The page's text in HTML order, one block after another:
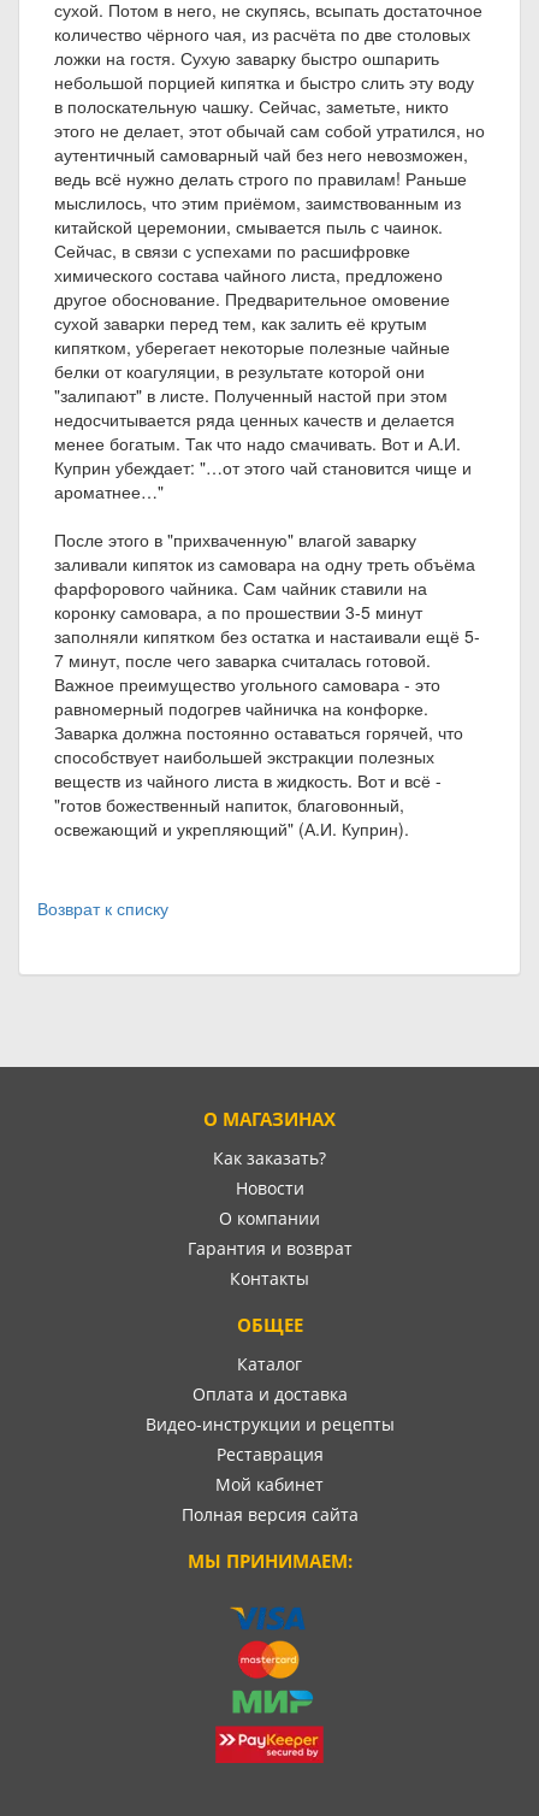
сухой. Потом в него, не скупясь, всыпать достаточное
количество чёрного чая, из расчёта по две столовых
ложки на гостя. Сухую заварку быстро ошпарить
небольшой порцией кипятка и быстро слить эту воду
в полоскательную чашку. Сейчас, заметьте, никто
этого не делает, этот обычай сам собой утратился, но
аутентичный самоварный чай без него невозможен,
ведь всё нужно делать строго по правилам! Раньше
мыслилось, что этим приёмом, заимствованным из
китайской церемонии, смывается пыль с чаинок.
Сейчас, в связи с успехами по расшифровке
химического состава чайного листа, предложено
другое обоснование. Предварительное омовение
сухой заварки перед тем, как залить её крутым
кипятком, уберегает некоторые полезные чайные
белки от коагуляции, в результате которой они
"залипают" в листе. Полученный настой при этом
недосчитывается ряда ценных качеств и делается
менее богатым. Так что надо смачивать. Вот и А.И.
Куприн убеждает: "…от этого чай становится чище и
ароматнее…"
После этого в "прихваченную" влагой заварку
заливали кипяток из самовара на одну треть объёма
фарфорового чайника. Сам чайник ставили на
коронку самовара, а по прошествии 3-5 минут
заполняли кипятком без остатка и настаивали ещё 5-
7 минут, после чего заварка считалась готовой.
Важное преимущество угольного самовара - это
равномерный подогрев чайничка на конфорке.
Заварка должна постоянно оставаться горячей, что
способствует наибольшей экстракции полезных
веществ из чайного листа в жидкость. Вот и всё -
"готов божественный напиток, благовонный,
освежающий и укрепляющий" (А.И. Куприн).
Возврат к списку
О МАГАЗИНАХ
Как заказать?
Новости
О компании
Гарантия и возврат
Контакты
ОБЩЕЕ
Каталог
Оплата и доставка
Видео-инструкции и рецепты
Реставрация
Мой кабинет
Полная версия сайта
МЫ ПРИНИМАЕМ: